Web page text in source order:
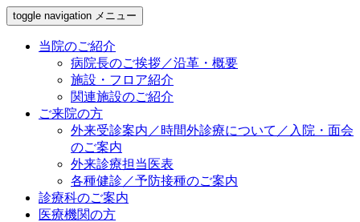
toggle navigation メニュー
当院のご紹介
病院長のご挨拶／沿革・概要
施設・フロア紹介
関連施設のご紹介
ご来院の方
外来受診案内／時間外診療について／入院・面会
のご案内
外来診療担当医表
各種健診／予防接種のご案内
診療科のご案内
医療機関の方